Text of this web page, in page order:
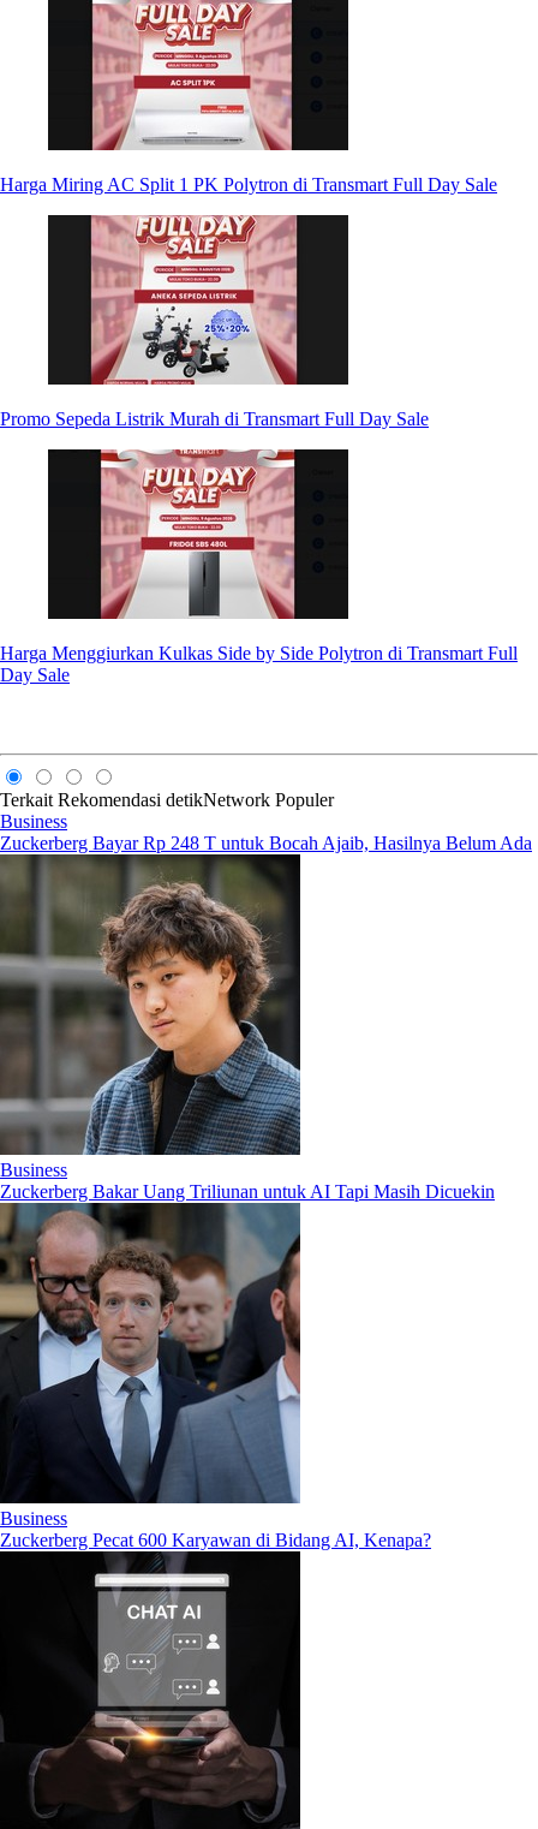
Harga Miring AC Split 1 PK Polytron di Transmart Full Day Sale
Promo Sepeda Listrik Murah di Transmart Full Day Sale
Harga Menggiurkan Kulkas Side by Side Polytron di Transmart Full
Day Sale
Terkait Rekomendasi detikNetwork Populer
Business
Zuckerberg Bayar Rp 248 T untuk Bocah Ajaib, Hasilnya Belum Ada
Business
Zuckerberg Bakar Uang Triliunan untuk AI Tapi Masih Dicuekin
Business
Zuckerberg Pecat 600 Karyawan di Bidang AI, Kenapa?